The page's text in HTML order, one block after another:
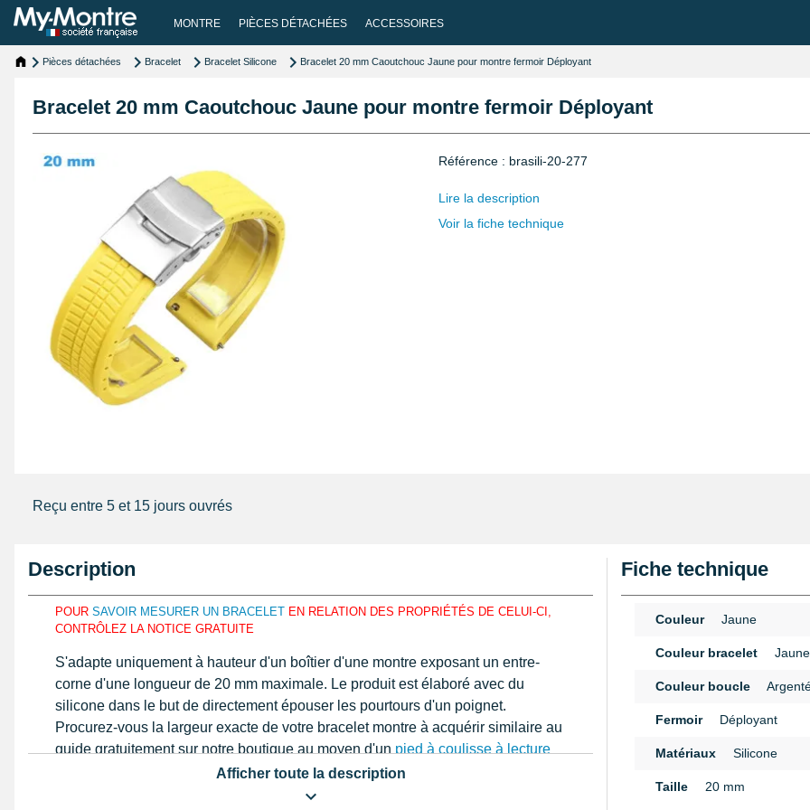
MONTRE PIÈCES DÉTACHÉES ACCESSOIRES
Pièces détachées Bracelet Bracelet Silicone Bracelet 20 mm Caoutchouc Jaune pour montre fermoir Déployant
Bracelet 20 mm Caoutchouc Jaune pour montre fermoir Déployant
Référence : brasili-20-277
Lire la description
Voir la fiche technique
Reçu entre 5 et 15 jours ouvrés
Description
POUR SAVOIR MESURER UN BRACELET EN RELATION DES PROPRIÉTÉS DE CELUI-CI,
CONTRÔLEZ LA NOTICE GRATUITE
S'adapte uniquement à hauteur d'un boîtier d'une montre exposant un entre-
corne d'une longueur de 20 mm maximale. Le produit est élaboré avec du
silicone dans le but de directement épouser les pourtours d'un poignet.
Procurez-vous la largeur exacte de votre bracelet montre à acquérir similaire au
guide gratuitement sur notre boutique au moyen d'un pied à coulisse à lecture
. L'article 20 mm est fait avec de silicone présentant un fermoir
Afficher toute la description
Fiche technique
Couleur Jaune
Couleur bracelet Jaune
Couleur boucle
Fermoir Déployant
Matériaux Silicone
Taille 20 mm